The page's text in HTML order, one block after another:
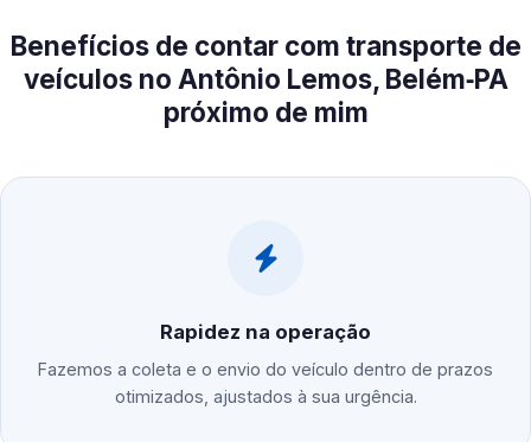
Benefícios de contar com transporte de
veículos no Antônio Lemos, Belém‑PA
próximo de mim
Rapidez na operação
Fazemos a coleta e o envio do veículo dentro de prazos
otimizados, ajustados à sua urgência.